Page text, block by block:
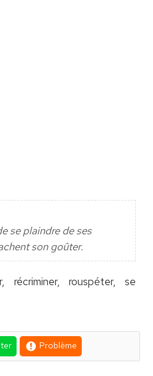
se plaindre de ses
son goûter.
récriminer, rouspéter, se
Problème